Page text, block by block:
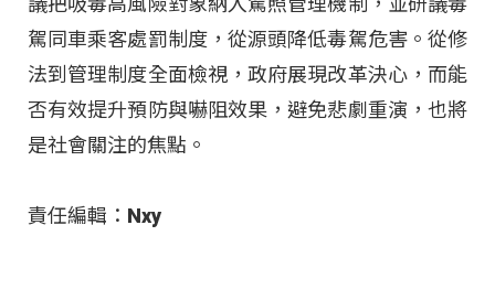
駕同車乘客處罰制度，從源頭降低毒駕危害。從修
法到管理制度全面檢視，政府展現改革決心，而能
否有效提升預防與嚇阻效果，避免悲劇重演，也將
是社會關注的焦點。
責任編輯：Nxy